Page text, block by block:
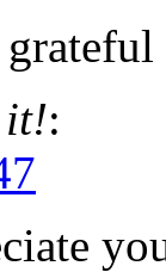
it!: